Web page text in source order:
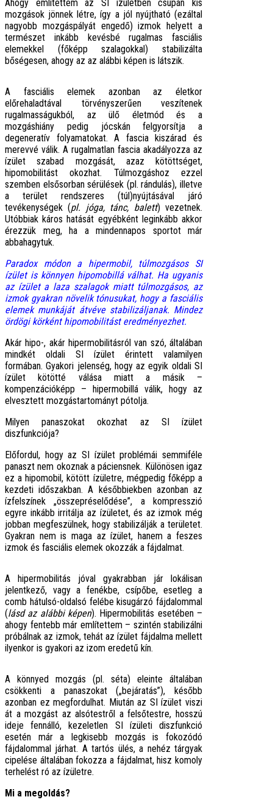
Ahogy említettem az SI ízületben csupán kis
mozgások jönnek létre, így a jól nyújtható (ezáltal
nagyobb mozgáspályát engedő) izmok helyett a
természet inkább kevésbé rugalmas fasciális
elemekkel (főképp szalagokkal) stabilizálta
bőségesen, ahogy az az alábbi képen is látszik.
A fasciális elemek azonban az életkor
előrehaladtával törvényszerűen veszítenek
rugalmasságukból, az ülő életmód és a
mozgáshiány pedig jócskán felgyorsítja a
degeneratív folyamatokat. A fascia kiszárad és
merevvé válik. A rugalmatlan fascia akadályozza az
ízület szabad mozgását, azaz kötöttséget,
hipomobilitást okozhat. Túlmozgáshoz ezzel
szemben elsősorban sérülések (pl. rándulás), illetve
a terület rendszeres (túl)nyújtásával járó
tevékenységek (pl. jóga, tánc, balett) vezetnek.
Utóbbiak káros hatását egyébként leginkább akkor
érezzük meg, ha a mindennapos sportot már
abbahagytuk.
Paradox módon a hipermobil, túlmozgásos SI
ízület is könnyen hipomobillá válhat. Ha ugyanis
az ízület a laza szalagok miatt túlmozgásos, az
izmok gyakran növelik tónusukat, hogy a fasciális
elemek munkáját átvéve stabilizáljanak. Mindez
ördögi körként hipomobilitást eredményezhet.
Akár hipo-, akár hipermobilitásról van szó, általában
mindkét oldali SI ízület érintett valamilyen
formában. Gyakori jelenség, hogy az egyik oldali SI
ízület kötötté válása miatt a másik –
kompenzációképp – hipermobillá válik, hogy az
elvesztett mozgástartományt pótolja.
Milyen panaszokat okozhat az SI ízület
diszfunkciója?
Előfordul, hogy az SI ízület problémái semmiféle
panaszt nem okoznak a páciensnek. Különösen igaz
ez a hipomobil, kötött ízületre, mégpedig főképp a
kezdeti időszakban. A későbbiekben azonban az
ízfelszínek „összepréselődése”, a kompresszió
egyre inkább irritálja az ízületet, és az izmok még
jobban megfeszülnek, hogy stabilizálják a területet.
Gyakran nem is maga az ízület, hanem a feszes
izmok és fasciális elemek okozzák a fájdalmat.
A hipermobilitás jóval gyakrabban jár lokálisan
jelentkező, vagy a fenékbe, csípőbe, esetleg a
comb hátulsó-oldalsó felébe kisugárzó fájdalommal
(lásd az alábbi képen). Hipermobilitás esetében –
ahogy fentebb már említettem – szintén stabilizálni
próbálnak az izmok, tehát az ízület fájdalma mellett
ilyenkor is gyakori az izom eredetű kín.
A könnyed mozgás (pl. séta) eleinte általában
csökkenti a panaszokat („bejáratás”), később
azonban ez megfordulhat. Miután az SI ízület viszi
át a mozgást az alsótestről a felsőtestre, hosszú
ideje fennálló, kezeletlen SI ízületi diszfunkció
esetén már a legkisebb mozgás is fokozódó
fájdalommal járhat. A tartós ülés, a nehéz tárgyak
cipelése általában fokozza a fájdalmat, hisz komoly
terhelést ró az ízületre.
Mi a megoldás?